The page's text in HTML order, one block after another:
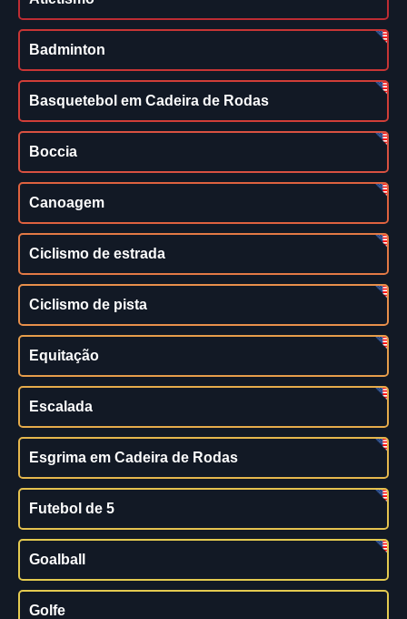
Badminton
Basquetebol em Cadeira de Rodas
Boccia
Canoagem
Ciclismo de estrada
Ciclismo de pista
Equitação
Escalada
Esgrima em Cadeira de Rodas
Futebol de 5
Goalball
Golfe